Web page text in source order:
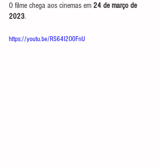
O filme chega aos cinemas em 24 de março de
2023.
https://youtu.be/RS64I2O0FnU